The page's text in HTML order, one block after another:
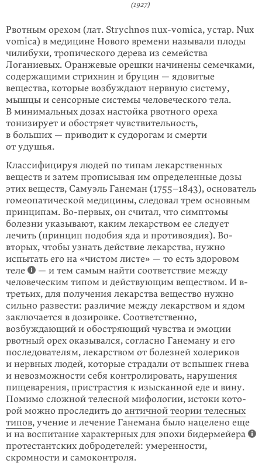
(1927)
Рвотным орехом (лат. Strychnos nux-vomica, устар. Nux
vomica) в медицине Нового времени называли плоды
чилибухи, тропического дерева из семейства
Логаниевых. Оранжевые орешки начинены семечками,
содержащими стрихнин и бруцин — ядовитые
вещества, которые возбуждают нервную систему,
мыш­цы и сенсорные системы человеческого тела.
В минимальных дозах настойка рвотного ореха
тонизирует и обостряет чувствительность,
в больших — при­водит к судорогам и смерти
от удушья.
Классифицируя людей по типам лекарственных
веществ и затем прописывая им определенные дозы
этих веществ, Самуэль Ганеман (1755–1843), основатель
гомео­патической медицины, следовал трем основным
принципам. Во-первых, он считал, что симптомы
болезни указывают, каким лекарством ее следует
лечить (принцип подобия яда и противоядия). Во-
вторых, чтобы узнать дей­ствие лекарства, нужно
испытать его на «чистом листе» — то есть здоровом
теле
— и тем самым найти соответствие между
человеческим типом и дей­ствующим веществом. И в-
третьих, для получения лекарства вещество нужно
сильно развести: различие между лекарством и ядом
заключается в дозировке. Соответ­ственно,
возбуждающий и обостряющий чувства и эмоции
рвотный орех оказывался, согласно Ганеману и его
последователям, лекарством от бо­лезней холериков
и нервных людей, которые страдали от вспышек гнева
и невозможности себя контролировать, нарушения
пищеварения, пристрастия к изысканной еде и вину.
Помимо сложной телесной мифологии, истоки кото­
рой можно проследить до античной теории телесных
типов, учение и лечение Ганемана было нацелено еще
и на воспитание харак­терных для эпохи бидер­мейера
протестантских добродетелей: умеренности,
скромности и само­контроля.